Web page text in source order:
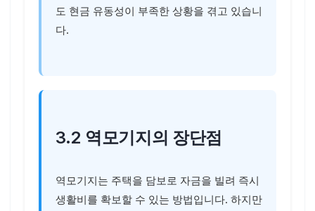
도 현금 유동성이 부족한 상황을 겪고 있습니
다.
3.2 역모기지의 장단점
역모기지는 주택을 담보로 자금을 빌려 즉시
생활비를 확보할 수 있는 방법입니다. 하지만